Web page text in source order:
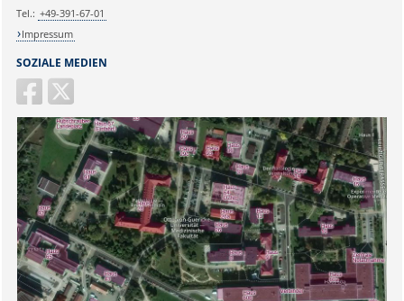
Sicherheitsabfrage:
SOZIALE MEDIEN
Tel.: +49-391-67-01
Impressum